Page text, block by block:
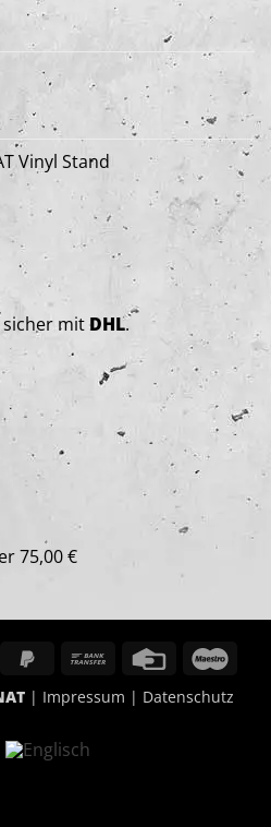
Vinyl Stand
mitDHL.
75,00 €
PayPal
Bank
Credit
| Impressum | Datenschutz